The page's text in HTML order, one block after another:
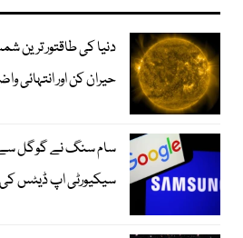
دنیا کی طاقتور ترین
حیران کن اور انتہائی
سیکیورٹی اپ ڈیٹس